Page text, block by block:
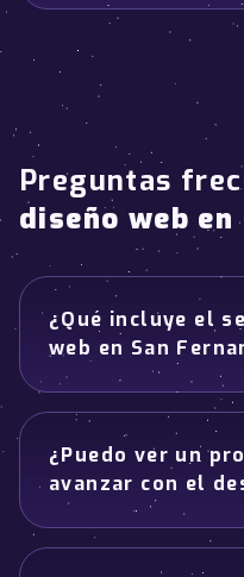
Preguntas
diseño web
¿Qué incluye el
web en San
¿Puedo ver un
avanzar con el